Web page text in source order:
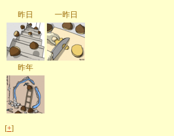
昨日 一昨日
昨年
[+]